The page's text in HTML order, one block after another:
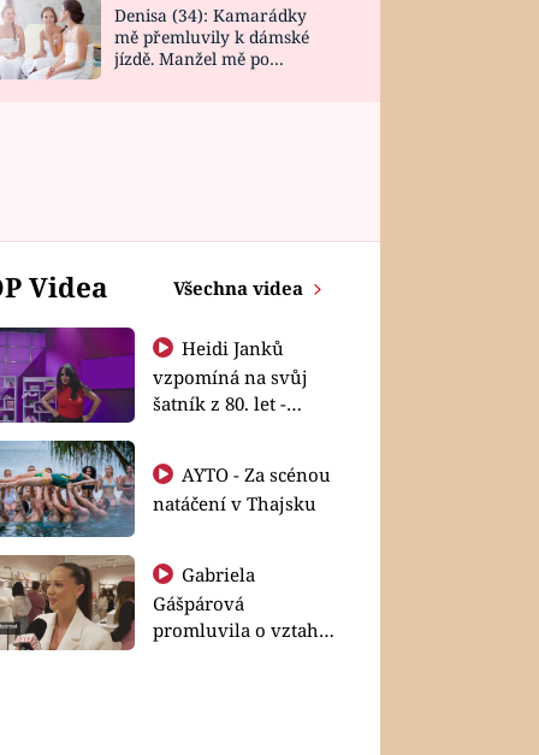
Denisa (34): Kamarádky
mě přemluvily k dámské
jízdě. Manžel mě po
Videa Všechna videa
Heidi Janků
vzpomíná na svůj
šatník z 80. let -
natáčení v Thajsku
Gabriela
Gášpárová
promluvila o vztahu